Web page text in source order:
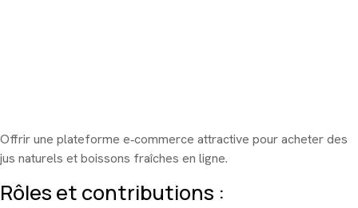
Offrir une plateforme e‑commerce attractive pour acheter des
jus naturels et boissons fraîches en ligne.
Rôles et contributions :